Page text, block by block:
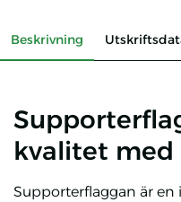
Beskrivning
kvalitet med
Supporterflaggan är en